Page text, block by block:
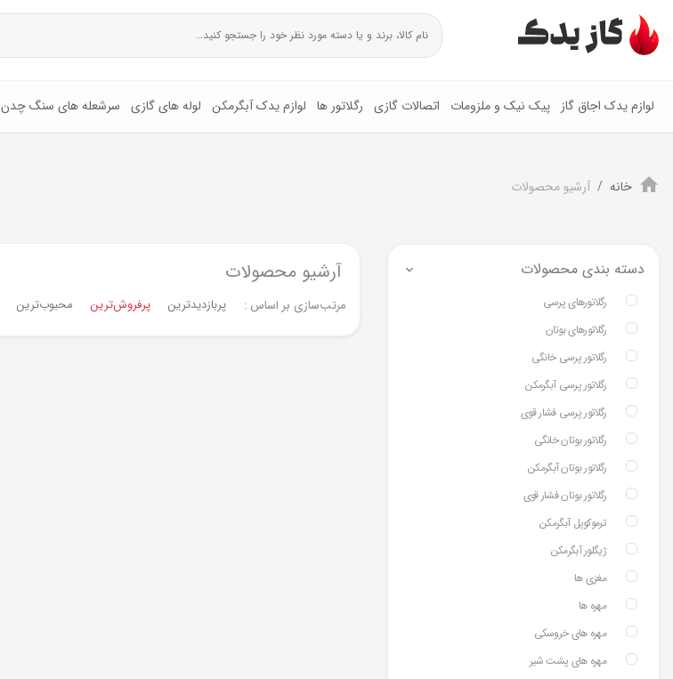
لوازم یدک اجاق گاز پیک نیک و ملزومات اتصالات گازی رگلاتور ها لوازم یدک آبگرمکن لوله های گازی سرشعله های سنگ چدن
خانه آرشیو محصولات
دسته بندی محصولات
رگلاتورهای پرسی
رگلاتورهای بوتان
رگلاتور پرسی خانگی
رگلاتور پرسی آبگرمکن
رگلاتور پرسی فشار قوی
رگلاتور بوتان خانگی
رگلاتور بوتان آبگرمکن
رگلاتور بوتان فشار قوی
ترموکوپل آبگرمکن
ژیگلور آبگرمکن
مغزی ها
مهره ها
مهره های خروسکی
مهره های پشت شیر
آرشیو محصولات
مرتب‌سازی بر اساس : پربازدیدترین پرفروش‌ترین‌ محبوب‌ترین